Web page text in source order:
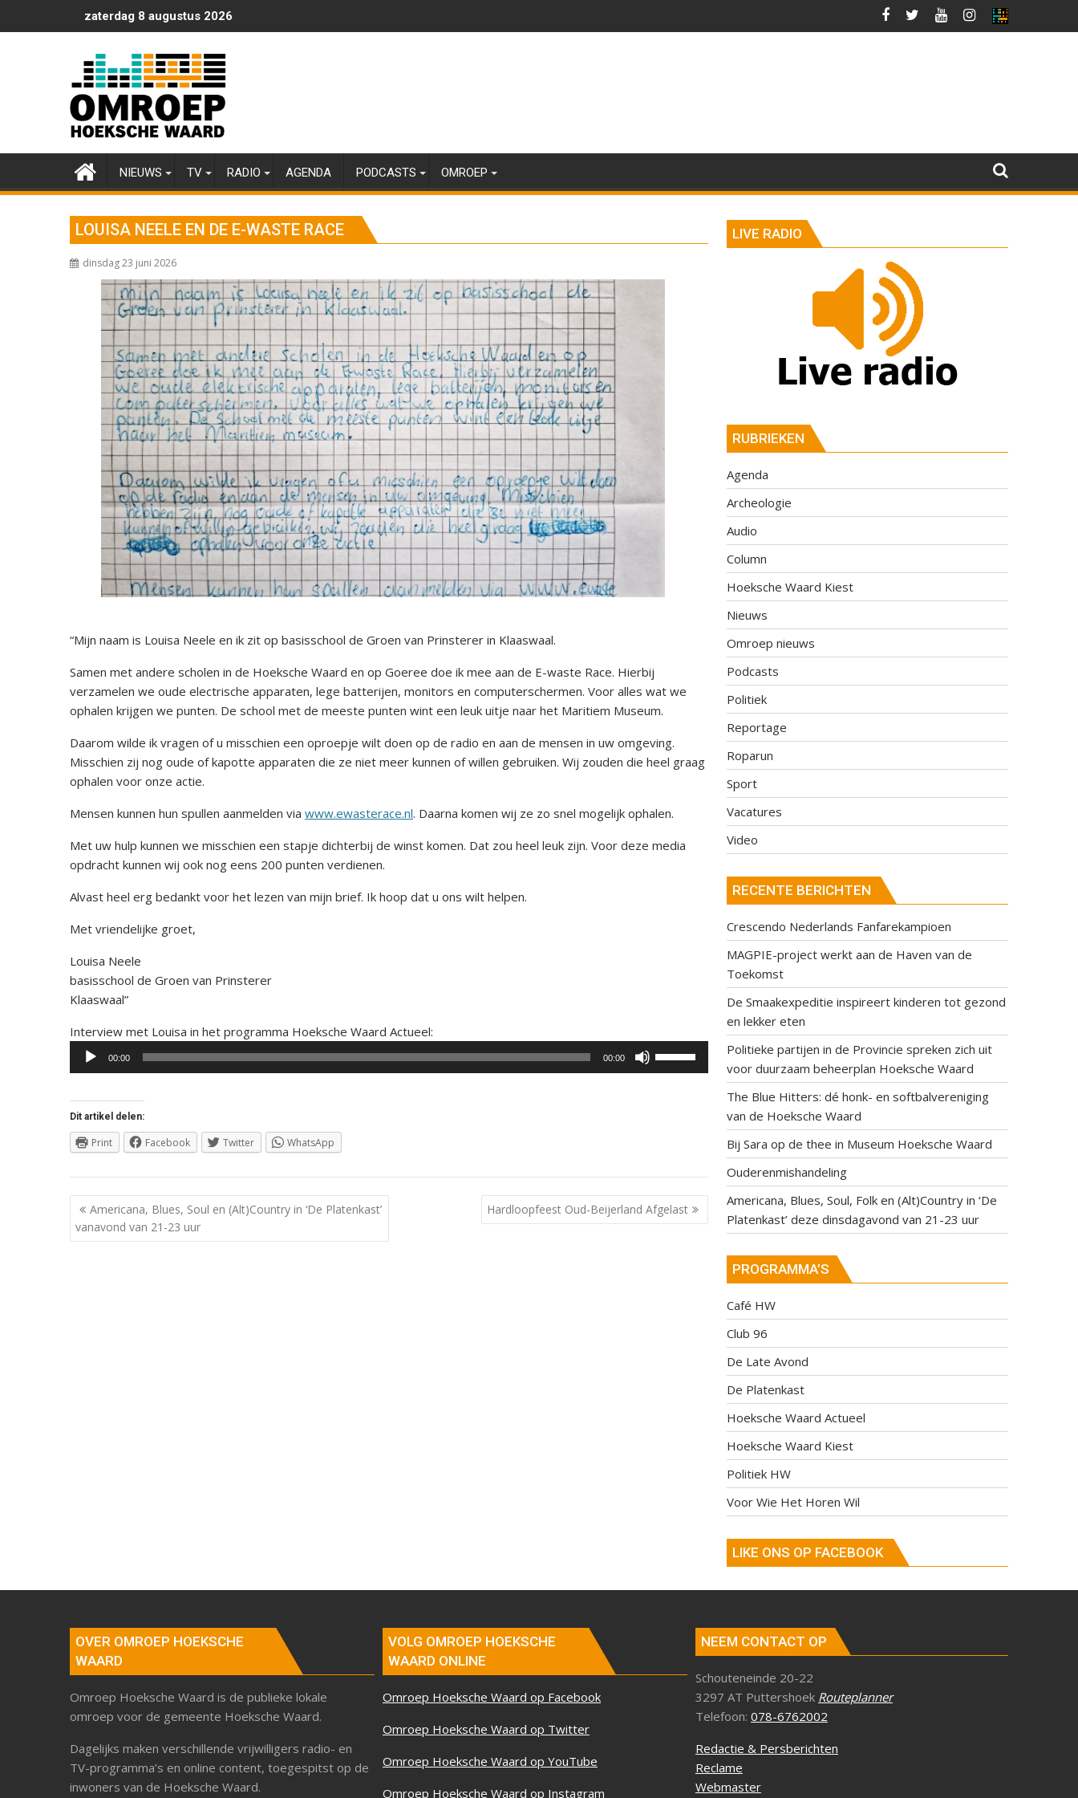
naar
zaterdag 8 augustus 2026
NIEUWS TV RADIO AGENDA PODCASTS OMROEP
LOUISA NEELE EN DE E-WASTE RACE
dinsdag 23 juni 2026
“Mijn naam is Louisa Neele en ik zit op basisschool de Groen van Prinsterer in Klaaswaal.
Samen met andere scholen in de Hoeksche Waard en op Goeree doe ik mee aan de E-waste Race. Hierbij
verzamelen we oude electrische apparaten, lege batterijen, monitors en computerschermen. Voor alles wat we
ophalen krijgen we punten. De school met de meeste punten wint een leuk uitje naar het Maritiem Museum.
Daarom wilde ik vragen of u misschien een oproepje wilt doen op de radio en aan de mensen in uw omgeving.
Misschien zij nog oude of kapotte apparaten die ze niet meer kunnen of willen gebruiken. Wij zouden die heel graag
ophalen voor onze actie.
Mensen kunnen hun spullen aanmelden via www.ewasterace.nl. Daarna komen wij ze zo snel mogelijk ophalen.
Met uw hulp kunnen we misschien een stapje dichterbij de winst komen. Dat zou heel leuk zijn. Voor deze media
opdracht kunnen wij ook nog eens 200 punten verdienen.
Alvast heel erg bedankt voor het lezen van mijn brief. Ik hoop dat u ons wilt helpen.
Met vriendelijke groet,
Louisa Neele
basisschool de Groen van Prinsterer
Klaaswaal”
Interview met Louisa in het programma Hoeksche Waard Actueel:
00:00 00:00
Omhoog/Omlaag
of
te
Dit artikel delen:
Print Facebook Twitter WhatsApp
Berichtnavigatie
Americana, Blues, Soul en (Alt)Country in ‘De Platenkast’
vanavond van 21-23 uur
Hardloopfeest Oud-Beijerland Afgelast
LIVE RADIO
RUBRIEKEN
Agenda
Archeologie
Audio
Column
Hoeksche Waard Kiest
Nieuws
Omroep nieuws
Podcasts
Politiek
Reportage
Roparun
Sport
Vacatures
Video
RECENTE BERICHTEN
Crescendo Nederlands Fanfarekampioen
MAGPIE-project werkt aan de Haven van de
Toekomst
De Smaakexpeditie inspireert kinderen tot gezond
en lekker eten
Politieke partijen in de Provincie spreken zich uit
voor duurzaam beheerplan Hoeksche Waard
The Blue Hitters: dé honk- en softbalvereniging
van de Hoeksche Waard
Bij Sara op de thee in Museum Hoeksche Waard
Ouderenmishandeling
Americana, Blues, Soul, Folk en (Alt)Country in ‘De
Platenkast’ deze dinsdagavond van 21-23 uur
PROGRAMMA’S
Café HW
Club 96
De Late Avond
De Platenkast
Hoeksche Waard Actueel
Hoeksche Waard Kiest
Politiek HW
Voor Wie Het Horen Wil
LIKE ONS OP FACEBOOK
OVER OMROEP HOEKSCHE
WAARD
Omroep Hoeksche Waard is de publieke lokale
omroep voor de gemeente Hoeksche Waard.
Dagelijks maken verschillende vrijwilligers radio- en
TV-programma’s en online content, toegespitst op de
inwoners van de Hoeksche Waard.
VOLG OMROEP HOEKSCHE
WAARD ONLINE
Omroep Hoeksche Waard op Facebook
Omroep Hoeksche Waard op Twitter
Omroep Hoeksche Waard op YouTube
Omroep Hoeksche Waard op Instagram
NEEM CONTACT OP
Schouteneinde 20-22
3297 AT Puttershoek Routeplanner
Telefoon: 078-6762002
Redactie & Persberichten
Reclame
Webmaster